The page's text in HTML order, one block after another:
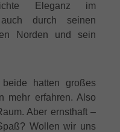
Eleganz im
auch durch seinen
Norden und sein
hatten großes
mehr erfahren. Also
Aber ernsthaft –
Wollen wir uns